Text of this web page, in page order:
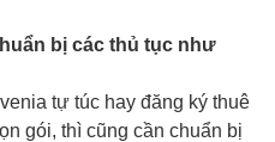
bị các thủ tục như
tự túc hay đăng ký thuê
gói, thì cũng cần chuẩn bị